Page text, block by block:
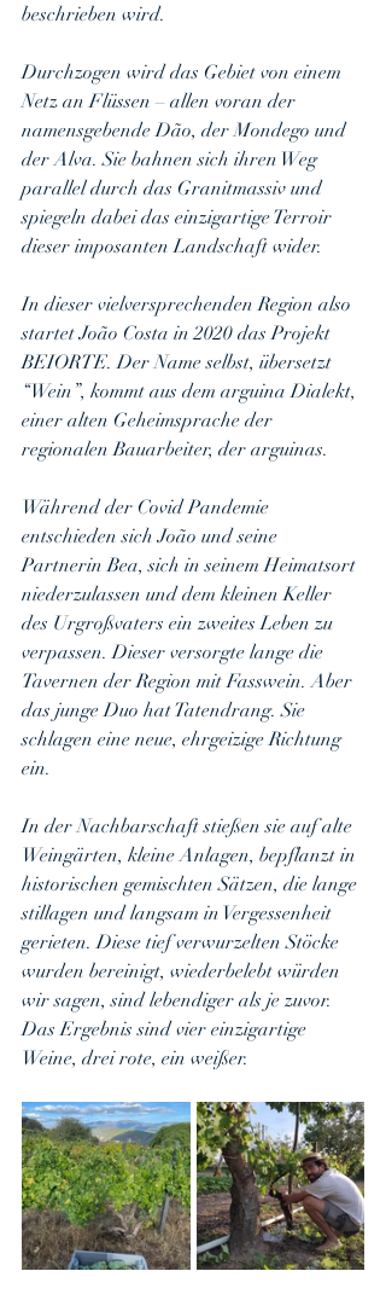
beschrieben wird.
Durchzogen wird das Gebiet von einem
Netz an Flüssen – allen voran der
namensgebende Dão, der Mondego und
der Alva. Sie bahnen sich ihren Weg
parallel durch das Granitmassiv und
spiegeln dabei das einzigartige Terroir
dieser imposanten Landschaft wider.
In dieser vielversprechenden Region also
startet João Costa in 2020 das Projekt
BEIORTE. Der Name selbst, übersetzt
“Wein”, kommt aus dem arguina Dialekt,
einer alten Geheimsprache der
regionalen Bauarbeiter, der arguinas.
Während der Covid Pandemie
entschieden sich João und seine
Partnerin Bea, sich in seinem Heimatsort
niederzulassen und dem kleinen Keller
des Urgroßvaters ein zweites Leben zu
verpassen. Dieser versorgte lange die
Tavernen der Region mit Fasswein. Aber
das junge Duo hat Tatendrang. Sie
schlagen eine neue, ehrgeizige Richtung
ein.
In der Nachbarschaft stießen sie auf alte
Weingärten, kleine Anlagen, bepflanzt in
historischen gemischten Sätzen, die lange
stillagen und langsam in Vergessenheit
gerieten. Diese tief verwurzelten Stöcke
wurden bereinigt, wiederbelebt würden
wir sagen, sind lebendiger als je zuvor.
Das Ergebnis sind vier einzigartige
Weine, drei rote, ein weißer.